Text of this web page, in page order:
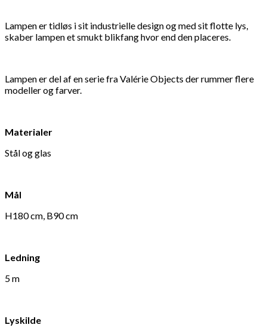
Lampen er tidløs i sit industrielle design og med sit flotte lys,
skaber lampen et smukt blikfang hvor end den placeres.
Lampen er del af en serie fra Valérie Objects der rummer flere
modeller og farver.
Materialer
Stål og glas
Mål
H180 cm, B90 cm
Ledning
5 m
Lyskilde